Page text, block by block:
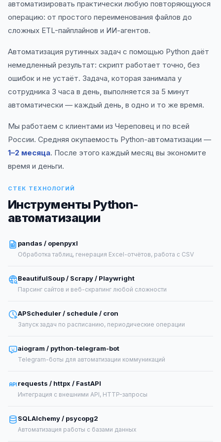
автоматизировать практически любую повторяющуюся
операцию: от простого переименования файлов до
сложных ETL-пайплайнов и ИИ-агентов.
Автоматизация рутинных задач с помощью Python даёт
немедленный результат: скрипт работает точно, без
ошибок и не устаёт. Задача, которая занимала у
сотрудника 3 часа в день, выполняется за 5 минут
автоматически — каждый день, в одно и то же время.
Мы работаем с клиентами из Череповец и по всей
России. Средняя окупаемость Python-автоматизации —
1–2 месяца. После этого каждый месяц вы экономите
время и деньги.
СТЕК ТЕХНОЛОГИЙ
Инструменты Python-
автоматизации
pandas / openpyxl
Обработка таблиц, генерация Excel-отчётов, работа с CSV
BeautifulSoup / Scrapy / Playwright
Парсинг сайтов и веб-скрапинг любой сложности
APScheduler / schedule / cron
Запуск задач по расписанию, периодические операции
aiogram / python-telegram-bot
Telegram-боты для автоматизации коммуникаций
requests / httpx / FastAPI
Интеграция с внешними API, HTTP-запросы
SQLAlchemy / psycopg2
Автоматизация работы с базами данных